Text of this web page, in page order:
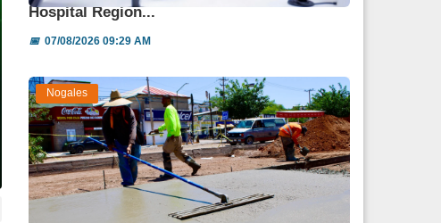
Hospital Region...
📅07/08/2026 09:29 AM
Nogales